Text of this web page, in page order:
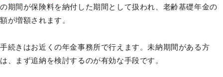
の期間が保険料を納付した期間として扱われ、老齢基礎年金の
額が増額されます。
手続きはお近くの年金事務所で行えます。未納期間がある方
は、まず追納を検討するのが有効な手段です。